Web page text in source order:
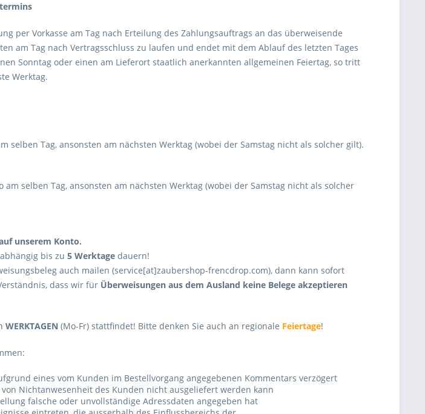
per Vorkasse am Tag nach Erteilung des Zahlungsauftrags an das überweisende
am Tag nach Vertragsschluss zu laufen und endet mit dem Ablauf des letzten Tages
Sonntag oder einen am Lieferort staatlich anerkannten allgemeinen Feiertag, so tritt
Werktag.
selben Tag, ansonsten am nächsten Werktag (wobei der Samstag nicht als solcher gilt).
selben Tag, ansonsten am nächsten Werktag (wobei der Samstag nicht als solcher
unserem Konto.
bis zu 5 Werktage dauern!
auch mailen (service[at]zaubershop-frencdrop.com), dann kann sofort
dass wir für Überweisungen aus dem Ausland keine Belege akzeptieren
WERKTAGEN (Mo-Fr) stattfindet! Bitte denken Sie auch an regionale Feiertage!
eines vom Kunden im Bestellvorgang angegebenen Kommentars verzögert
Nichtanwesenheit des Kunden nicht ausgeliefert werden kann
falsche oder unvollständige Adressdaten angegeben hat